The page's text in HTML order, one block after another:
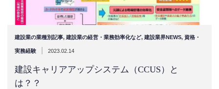
建設業の業種別記事, 建設業の経営・業務効率化など, 建設業界NEWS, 資格・
実務経験 2023.02.14
建設キャリアアップシステム（CCUS）と
は？？